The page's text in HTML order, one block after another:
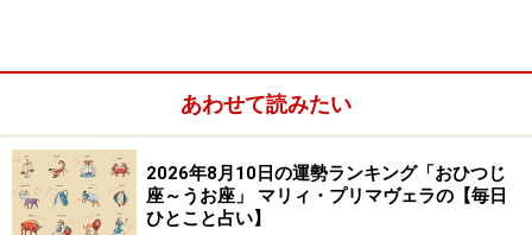
アクションを起こすことで、道が開けていきます。
何事も、自分でやってみることがカギになりそう。ま
た、人や状況を変えるのは難しいと実感したのでは？
あわせて読みたい
2026年8月10日の運勢ランキング「おひつじ
座～うお座」 マリィ・プリマヴェラの【毎日
ひとこと占い】